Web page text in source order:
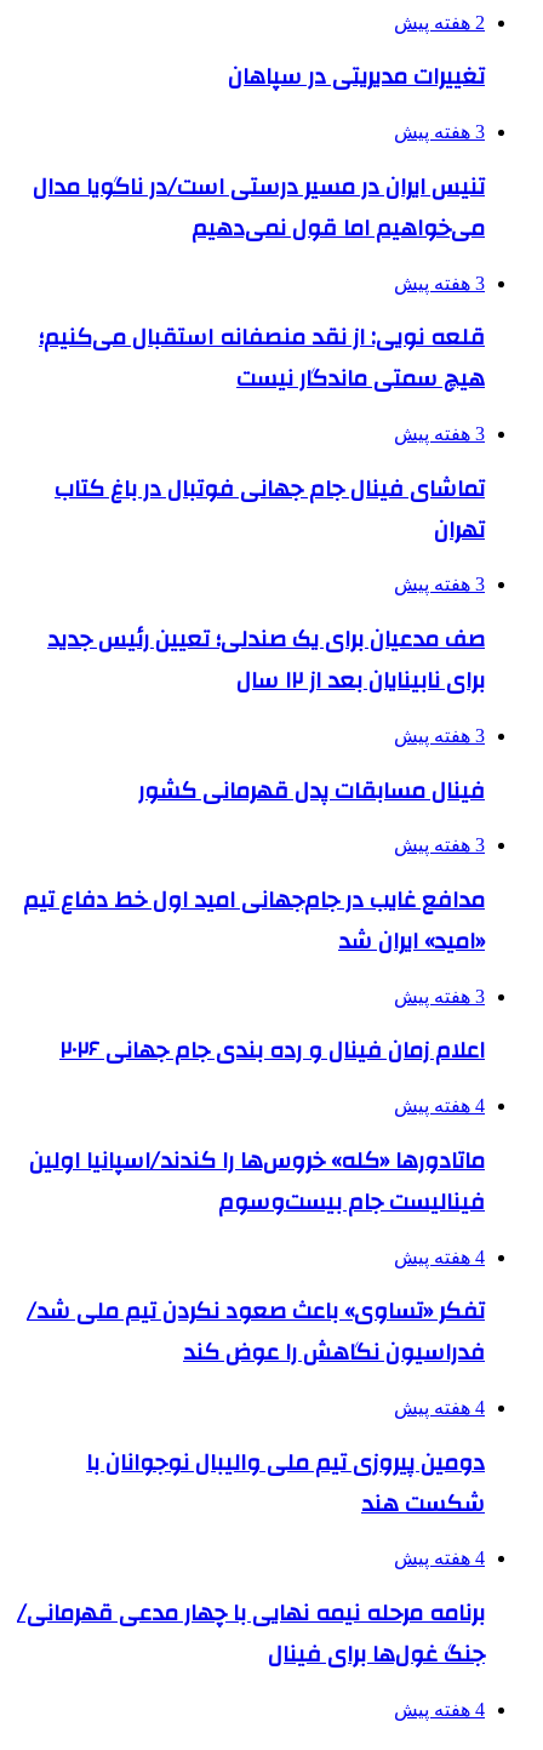
2 هفته پیش
تغییرات مدیریتی در سپاهان
3 هفته پیش
تنیس ایران در مسیر درستی است/در ناگویا مدال
می‌خواهیم اما قول نمی‌دهیم
3 هفته پیش
قلعه نویی: از نقد منصفانه استقبال می‌کنیم؛
هیچ سمتی ماندگار نیست
3 هفته پیش
تماشای فینال جام جهانی فوتبال در باغ کتاب
تهران
3 هفته پیش
صف مدعیان برای یک صندلی؛ تعیین رئیس جدید
برای نابینایان بعد از ۱۲ سال
3 هفته پیش
فینال مسابقات پدل قهرمانی کشور
3 هفته پیش
مدافع غایب در جام‌جهانی امید اول خط دفاع تیم
«امید» ایران شد
3 هفته پیش
اعلام زمان فینال و رده بندی جام جهانی ۲۰۲۶
4 هفته پیش
ماتادورها «کله» خروس‌ها را کندند/اسپانیا اولین
فینالیست جام بیست‌وسوم
4 هفته پیش
تفکر «تساوی» باعث صعود نکردن تیم ملی شد/
فدراسیون نگاهش را عوض کند
4 هفته پیش
دومین پیروزی تیم ملی والیبال نوجوانان با
شکست هند
4 هفته پیش
برنامه مرحله نیمه نهایی با چهار مدعی قهرمانی/
جنگ غول‌ها برای فینال
4 هفته پیش